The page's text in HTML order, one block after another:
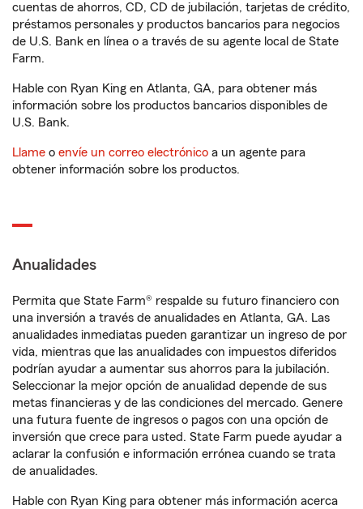
cuentas de ahorros, CD, CD de jubilación, tarjetas de crédito,
préstamos personales y productos bancarios para negocios
de U.S. Bank en línea o a través de su agente local de State
Farm.
Hable con Ryan King en Atlanta, GA, para obtener más
información sobre los productos bancarios disponibles de
U.S. Bank.
Llame o envíe un correo electrónico a un agente para
obtener información sobre los productos.
Anualidades
Permita que State Farm® respalde su futuro financiero con
una inversión a través de anualidades en Atlanta, GA. Las
anualidades inmediatas pueden garantizar un ingreso de por
vida, mientras que las anualidades con impuestos diferidos
podrían ayudar a aumentar sus ahorros para la jubilación.
Seleccionar la mejor opción de anualidad depende de sus
metas financieras y de las condiciones del mercado. Genere
una futura fuente de ingresos o pagos con una opción de
inversión que crece para usted. State Farm puede ayudar a
aclarar la confusión e información errónea cuando se trata
de anualidades.
Hable con Ryan King para obtener más información acerca